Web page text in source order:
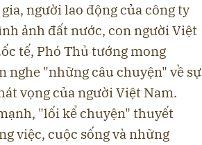
người lao động của công ty
ảnh đất nước, con người Việt
tế, Phó Thủ tướng mong
nghe "những câu chuyện" về sự
vọng của người Việt Nam.
"lối kể chuyện" thuyết
việc, cuộc sống và những